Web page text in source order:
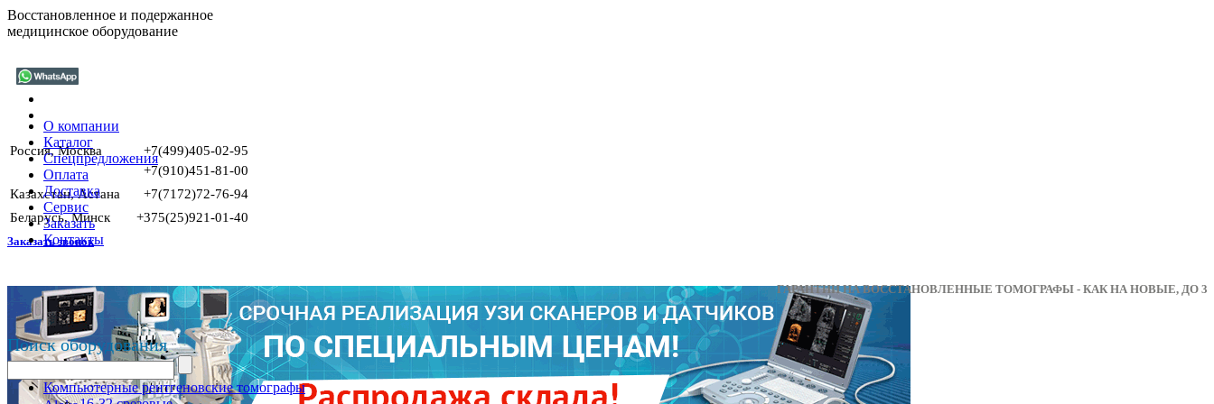
Восстановленное и подержанное
медицинское оборудование
Россия, Москва
+7(499)405-02-95
+7(910)451-81-00
Казахстан, Астана
+7(7172)72-76-94
Беларусь, Минск
+375(25)921-01-40
Заказать звонок
ГАРАНТИИ НА ВОССТАНОВЛЕННЫЕ ТОМОГРАФЫ - КАК НА
О компании
Каталог
Спецпредложения
Оплата
Доставка
Сервис
Заказать
Контакты
Поиск оборудования
Компьютерные рентгеновские томографы